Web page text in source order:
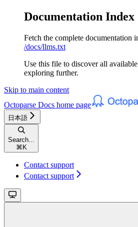
Documentation Index
Fetch the complete documentation
/docs/llms.txt
Use this file to discover all
exploring further.
Skip to main content
Octoparse Docs home page
日本語
Search...
⌘ K
Contact support
Contact support